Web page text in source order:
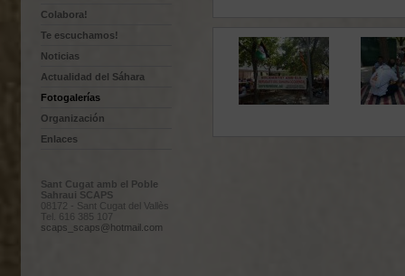
Colabora!
Te escuchamos!
Noticias
Actualidad del Sáhara
Fotogalerías
Organización
Enlaces
Sant Cugat amb el Poble
Sahraui SCAPS
08172 - Sant Cugat del Vallès
Tel. 616 385 107
scaps_scaps@hotmail.com